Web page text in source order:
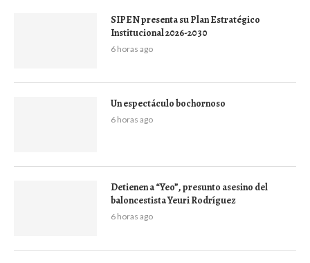
SIPEN presenta su Plan Estratégico
Institucional 2026-2030
6 horas ago
Un espectáculo bochornoso
6 horas ago
Detienen a “Yeo”, presunto asesino del
baloncestista Yeuri Rodríguez
6 horas ago